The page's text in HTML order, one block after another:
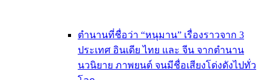
ตำนานที่ชื่อว่า “หนุมาน” เรื่องราวจาก 3
ประเทศ อินเดีย ไทย และ จีน จากตำนาน
นวนิยาย ภาพยนต์ จนมีชื่อเสียงโด่งดังไปทั่ว